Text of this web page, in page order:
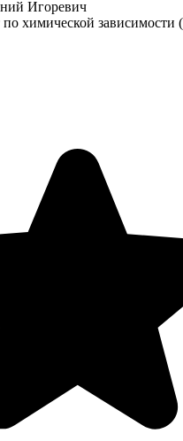
Игоревич
по химической зависимости